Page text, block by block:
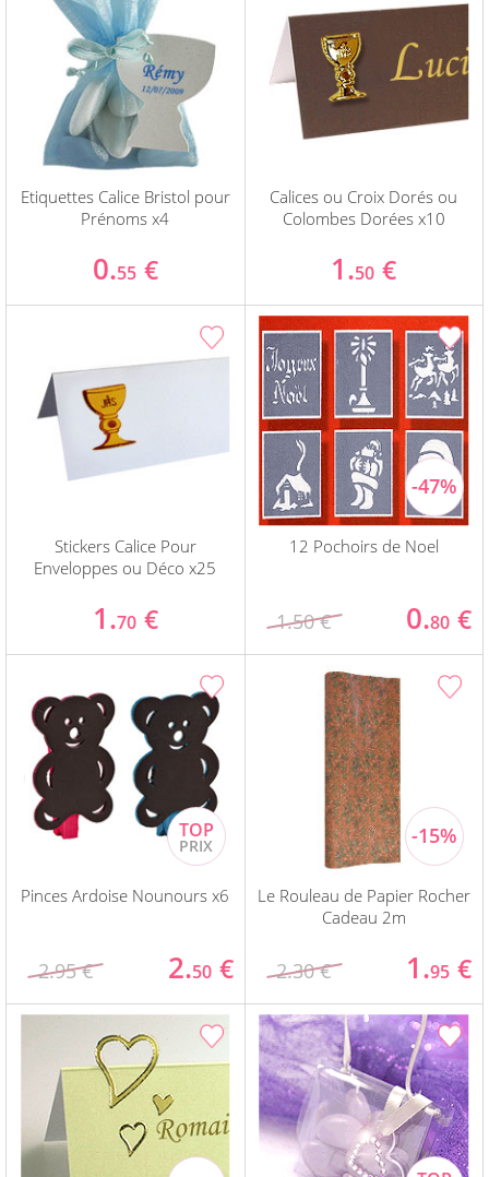
Etiquettes Calice Bristol pour
Prénoms x4
0.55 €
Calices ou Croix Dorés ou
Colombes Dorées x10
1.50 €
Stickers Calice Pour
Enveloppes ou Déco x25
1.70 €
12 Pochoirs de Noel
1.50 € 0.80 €
Pinces Ardoise Nounours x6
2.95 € 2.50 €
Le Rouleau de Papier Rocher
Cadeau 2m
2.30 € 1.95 €